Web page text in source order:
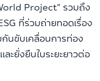
Project” รวมถึง
ที่ร่วมถ่ายทอดเรื่อง
นขับเคลื่อนการท่อง
ะยั่งยืนในระยะยาวต่อ